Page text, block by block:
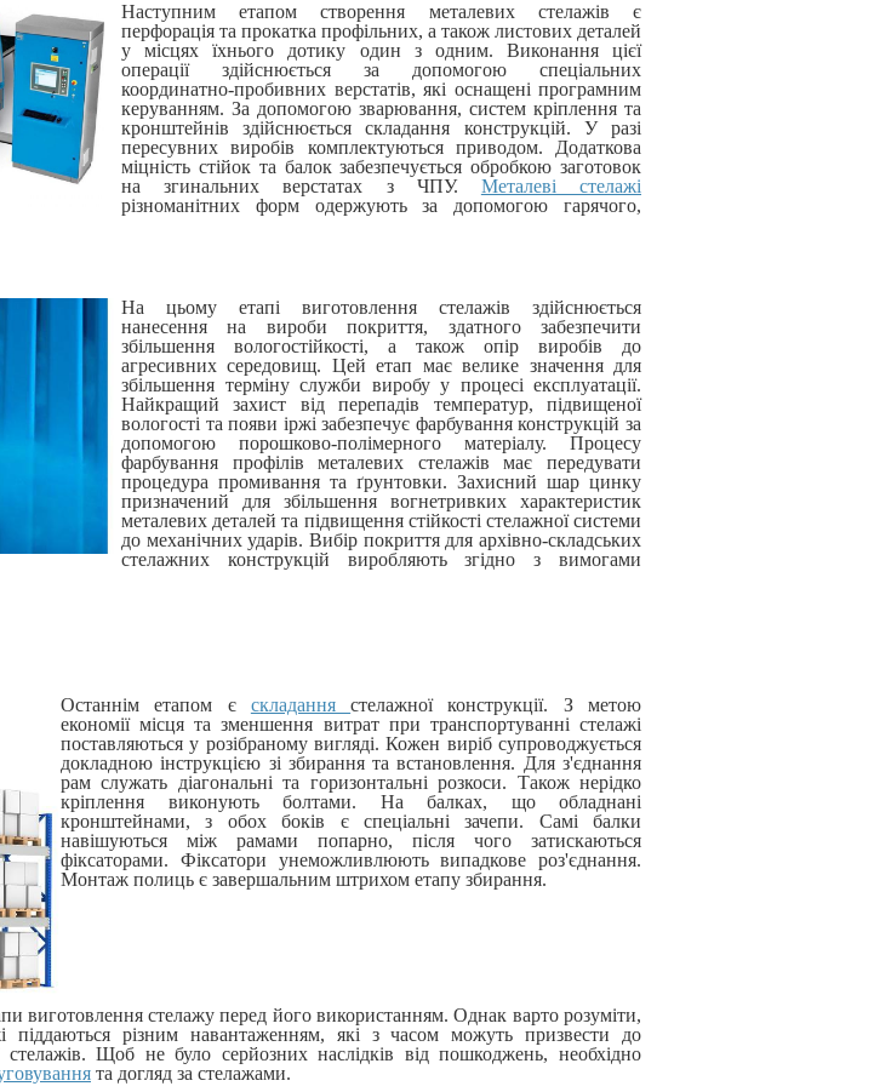
Наступним етапом створення металевих стелажів є
перфорація та прокатка профільних, а також листових деталей
у місцях їхнього дотику один з одним. Виконання цієї
операції здійснюється за допомогою спеціальних
координатно-пробивних верстатів, які оснащені програмним
керуванням. За допомогою зварювання, систем кріплення та
кронштейнів здійснюється складання конструкцій. У разі
пересувних виробів комплектуються приводом. Додаткова
міцність стійок та балок забезпечується обробкою заготовок
на згинальних верстатах з ЧПУ. Металеві стелажі
різноманітних форм одержують за допомогою гарячого,
На цьому етапі виготовлення стелажів здійснюється
нанесення на вироби покриття, здатного забезпечити
збільшення вологостійкості, а також опір виробів до
агресивних середовищ. Цей етап має велике значення для
збільшення терміну служби виробу у процесі експлуатації.
Найкращий захист від перепадів температур, підвищеної
вологості та появи іржі забезпечує фарбування конструкцій за
допомогою порошково-полімерного матеріалу. Процесу
фарбування профілів металевих стелажів має передувати
процедура промивання та ґрунтовки. Захисний шар цинку
призначений для збільшення вогнетривких характеристик
металевих деталей та підвищення стійкості стелажної системи
до механічних ударів. Вибір покриття для архівно-складських
стелажних конструкцій виробляють згідно з вимогами
Останнім етапом є складаннястелажної конструкції. З метою
економії місця та зменшення витрат при транспортуванні стелажі
поставляються у розібраному вигляді. Кожен виріб супроводжується
докладною інструкцією зі збирання та встановлення. Для з'єднання
рам служать діагональні та горизонтальні розкоси. Також нерідко
кріплення виконують болтами. На балках, що обладнані
кронштейнами, з обох боків є спеціальні зачепи. Самі балки
навішуються між рамами попарно, після чого затискаються
фіксаторами. Фіксатори унеможливлюють випадкове роз'єднання.
Монтаж полиць є завершальним штрихом етапу збирання.
виготовлення стелажу перед його використанням. Однак варто розуміти,
піддаються різним навантаженням, які з часом можуть призвести до
стелажів. Щоб не було серйозних наслідків від пошкоджень, необхідно
та догляд за стелажами.